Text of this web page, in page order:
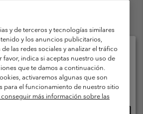
de Venta
Garantía
programa de miembros
Generado Por Los Usuarios
CBCR
y de terceros y tecnologías similares
y los anuncios publicitarios,
las redes sociales y analizar el tráfico
favor, indica si aceptas nuestro uso de
que te damos a continuación.
activaremos algunas que son
para el funcionamiento de nuestro sitio
más información sobre las
tu país e idioma envío
en línea disponibles